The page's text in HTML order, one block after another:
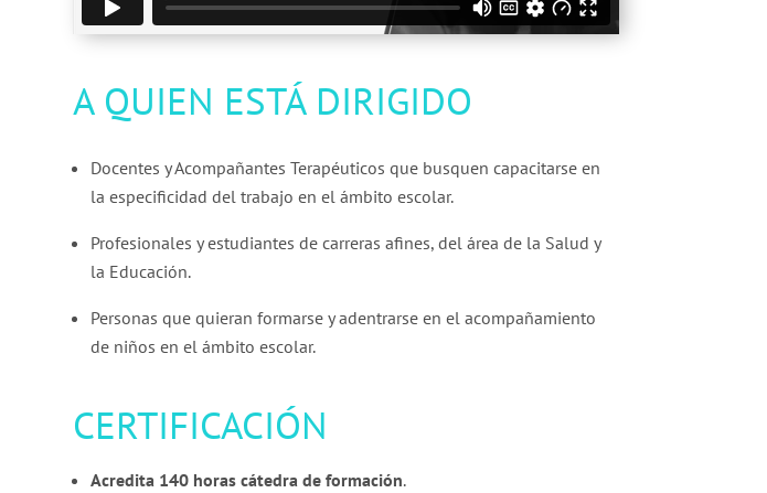
A QUIEN ESTÁ DIRIGIDO
Docentes y Acompañantes Terapéuticos que busquen capacitarse en
la especificidad del trabajo en el ámbito escolar.
Profesionales y estudiantes de carreras afines, del área de la Salud y
la Educación.
Personas que quieran formarse y adentrarse en el acompañamiento
de niños en el ámbito escolar.
CERTIFICACIÓN
Acredita 140 horas cátedra de formación.